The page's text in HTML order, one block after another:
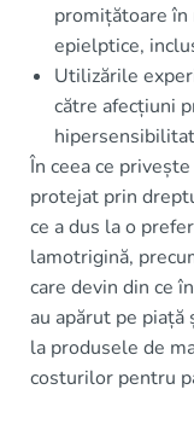
promițătoare în
epielptice,
Utilizările
către afecțiuni
În ceea ce
protejat prin
ce a dus la o
lamotrigină,
care devin din ce
au apărut pe
la produsele de
costurilor pentru